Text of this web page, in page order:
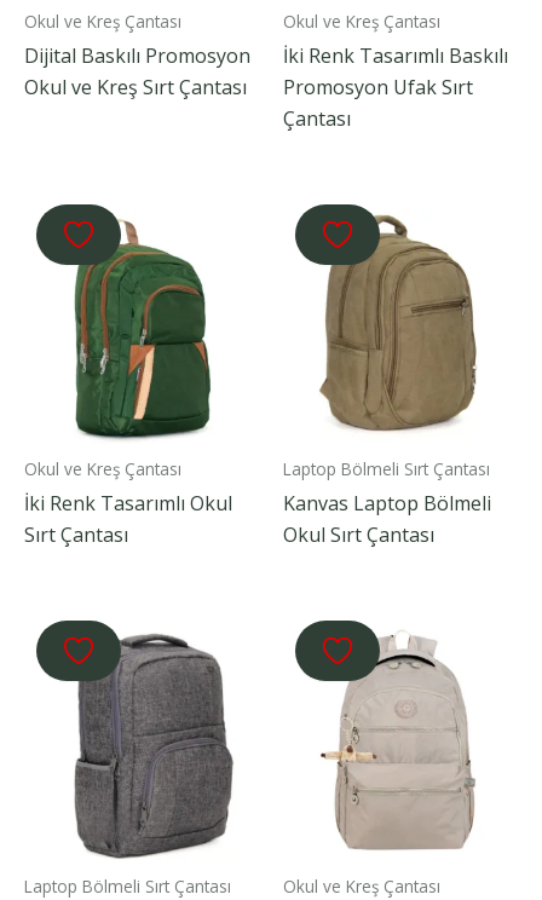
Okul ve Kreş Çantası
Dijital Baskılı Promosyon
Okul ve Kreş Sırt Çantası
Okul ve Kreş Çantası
İki Renk Tasarımlı Baskılı
Promosyon Ufak Sırt
Çantası
Okul ve Kreş Çantası
İki Renk Tasarımlı Okul
Sırt Çantası
Laptop Bölmeli Sırt Çantası
Kanvas Laptop Bölmeli
Okul Sırt Çantası
Laptop Bölmeli Sırt Çantası Okul ve Kreş Çantası